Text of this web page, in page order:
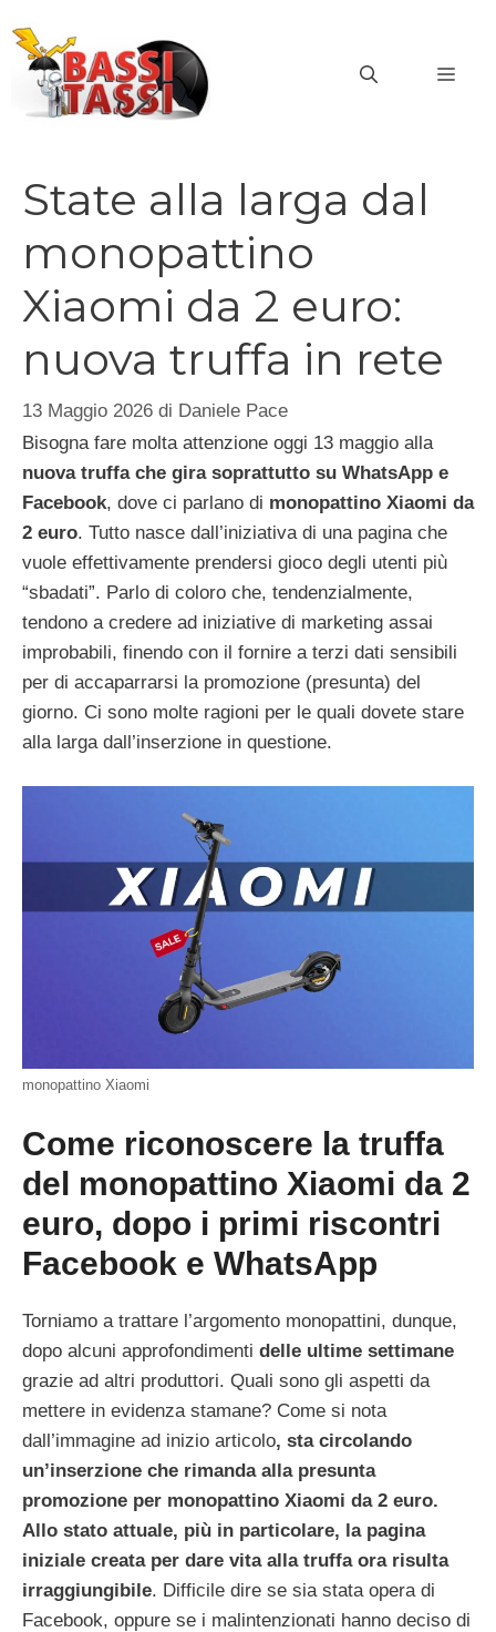
contenuto
State alla larga dal
monopattino
Xiaomi da 2 euro:
nuova truffa in rete
13 Maggio 2026 di Daniele Pace
Bisogna fare molta attenzione oggi 13 maggio alla
nuova truffa che gira soprattutto su WhatsApp e
Facebook, dove ci parlano di monopattino Xiaomi da
2 euro. Tutto nasce dall’iniziativa di una pagina che
vuole effettivamente prendersi gioco degli utenti più
“sbadati”. Parlo di coloro che, tendenzialmente,
tendono a credere ad iniziative di marketing assai
improbabili, finendo con il fornire a terzi dati sensibili
per di accaparrarsi la promozione (presunta) del
giorno. Ci sono molte ragioni per le quali dovete stare
alla larga dall’inserzione in questione.
monopattino Xiaomi
Come riconoscere la truffa
del monopattino Xiaomi da 2
euro, dopo i primi riscontri
Facebook e WhatsApp
Torniamo a trattare l’argomento monopattini, dunque,
dopo alcuni approfondimenti delle ultime settimane
grazie ad altri produttori. Quali sono gli aspetti da
mettere in evidenza stamane? Come si nota
dall’immagine ad inizio articolo, sta circolando
un’inserzione che rimanda alla presunta
promozione per monopattino Xiaomi da 2 euro.
Allo stato attuale, più in particolare, la pagina
iniziale creata per dare vita alla truffa ora risulta
irraggiungibile. Difficile dire se sia stata opera di
Facebook, oppure se i malintenzionati hanno deciso di